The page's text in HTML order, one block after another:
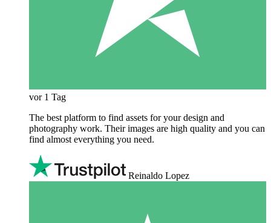
vor 1 Tag
The best platform to find assets for your design and
photography work. Their images are high quality and you can
find almost everything you need.
Reinaldo Lopez